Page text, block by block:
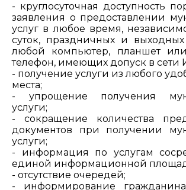
- круглосуточная доступность
заявления о предоставлении
услуг в любое время,
суток, праздничных и
любой компьютер, планшет
телефон, имеющих допуск в сети
- получение услуги из любого
места;
- упрощение получения
услуги;
- сокращение количества
документов при получении
услуги;
- информация по услугам
единой информационной
- отсутствие очередей;
- информирование